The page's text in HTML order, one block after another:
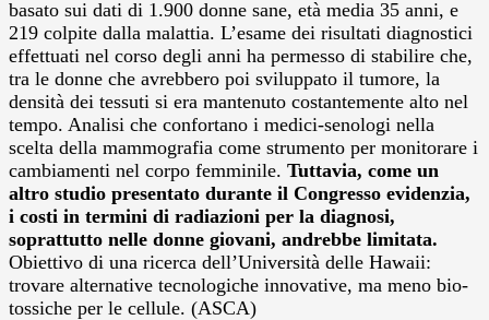
basato sui dati di 1.900 donne sane, età media 35 anni, e
219 colpite dalla malattia. L’esame dei risultati diagnostici
effettuati nel corso degli anni ha permesso di stabilire che,
tra le donne che avrebbero poi sviluppato il tumore, la
densità dei tessuti si era mantenuto costantemente alto nel
tempo. Analisi che confortano i medici-senologi nella
scelta della mammografia come strumento per monitorare i
cambiamenti nel corpo femminile. Tuttavia, come un
altro studio presentato durante il Congresso evidenzia,
i costi in termini di radiazioni per la diagnosi,
soprattutto nelle donne giovani, andrebbe limitata.
Obiettivo di una ricerca dell’Università delle Hawaii:
trovare alternative tecnologiche innovative, ma meno bio-
tossiche per le cellule. (ASCA)